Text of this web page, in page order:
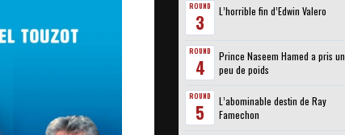
ROUND
3 L’horrible fin d’Edwin Valero
ROUND
4
Prince Naseem Hamed a pris un
peu de poids
ROUND
5
L’abominable destin de Ray
Famechon